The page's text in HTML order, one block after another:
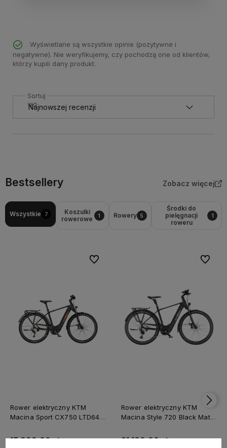
Wyświetlane są wszystkie opinie (pozytywne i
negatywne). Nie weryfikujemy, czy pochodzą one od klientów,
którzy kupili dany produkt.
Sortuj
wg
Bestsellery Zobacz więcej
Wszystkie 7
Koszulki
rowerowe
1 Rowery 5
Środki do
pielęgnacji
roweru
1
Rower elektryczny KTM
Macina Sport CX750 LTD64
15 999,00 zł
Do ulubionych
Rower elektryczny KTM
Macina Style 720 Black Matt
21 199,00 zł
Do